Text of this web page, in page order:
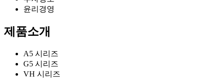
윤리경영
제품소개
A5 시리즈
G5 시리즈
VH 시리즈